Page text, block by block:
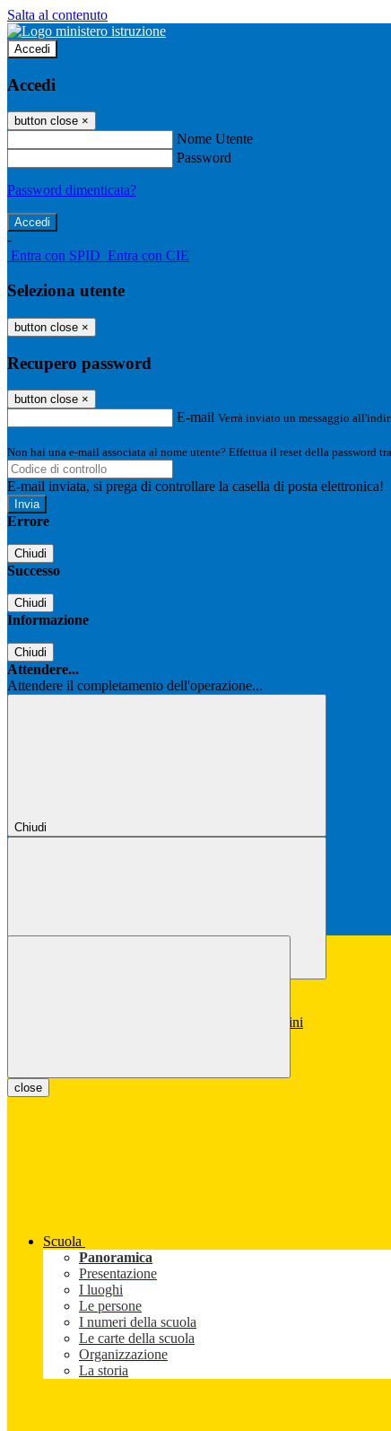
Salta al contenuto
Accedi
Accedi
button close ×
Nome Utente
Password
Password dimenticata?
-
Entra con SPID Entra con CIE
Seleziona utente
button close ×
Recupero password
button close ×
E-mail Verrà inviato un messaggio
Non hai una e-mail associata al nome utente? Effettua il reset della password
E-mail inviata, si prega di controllare la casella di posta elettronica!
Errore
Chiudi
Successo
Chiudi
Informazione
Chiudi
Attendere...
Attendere il completamento dell'operazione...
Chiudi
close
Scuola
Panoramica
Presentazione
I luoghi
Le persone
I numeri della scuola
Le carte della scuola
Organizzazione
La storia